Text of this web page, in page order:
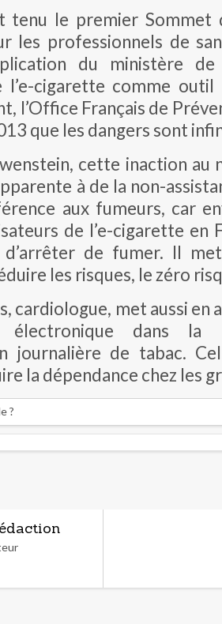
tenu le premier Sommet
les professionnels de
du ministère
l’e-cigarette comme
l’Office Français de
que les dangers sont
cette inaction au
à de la non-
aux fumeurs, car
de l’e-cigarette en
d’arrêter de fumer. Il
les risques, le zéro
cardiologue, met aussi en
électronique dans la
journalière de tabac.
la dépendance chez les
?